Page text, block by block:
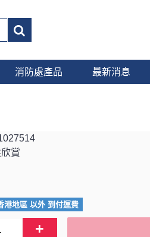
消防處產品 最新消息
賞
港地區 以外 到付運費
+